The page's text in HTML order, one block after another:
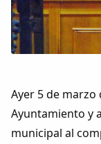
AlkoTV
Biblioteca
Periódico
Ayer 5 de marzo
Ayuntamiento y
municipal al